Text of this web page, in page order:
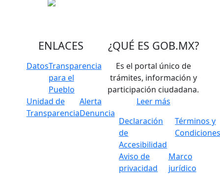
ENLACES
DatosTransparencia
para el
Pueblo
Unidad de
Transparencia
Alerta
Denuncia
¿QUÉ ES GOB.MX?
Es el portal único de
trámites, información y
participación ciudadana.
Leer más
Declaración
de
Accesibilidad
Términos y
Aviso de
privacidad
Marco
jurídico